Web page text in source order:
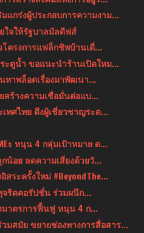
แกร่งผู้ประกอบการความงาม...
ใจให้รัฐบาลมัลดีฟส์
โครงการแฟล็กชิพบ้านเดี่...
ะตูน้ำ ขอแนะนำร้านเปิดใหม...
หาพล็อตเรื่องมาพัฒนา...
สร้างความเชื่อมั่นต่อแบ...
ทศไทย ดึงผู้เชี่ยวชาญระด...
หนุน 4 กลุ่มเป้าหมาย ด...
น้อย ลดความเสี่ยงด้วยวั...
ระครั้งใหม่ #BeyondThe...
จริตคอรัปชั่น ร่วมผนึก...
มาตรการฟื้นฟู หนุน 4 ก...
สมัย ขยายช่องทางการสื่อสาร...